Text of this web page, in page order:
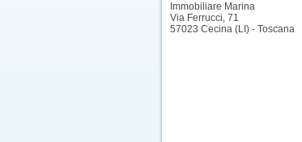
Immobiliare Marina
Via Ferrucci, 71
57023 Cecina (LI) - Toscana